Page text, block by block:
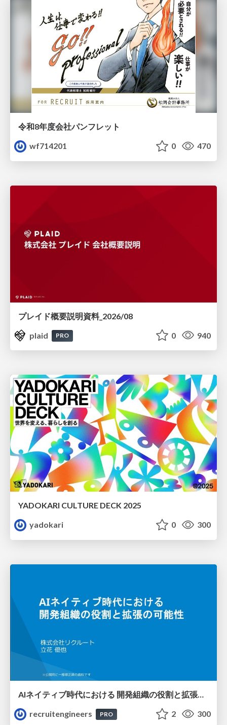
令和8年度会社パンフレット
wf714201
0 470
プレイド概要説明資料_2026/08
plaid
PRO 0 940
YADOKARI CULTURE DECK 2025
yadokari
0 300
AIネイティブ時代における 開発組織の役割と拡張の可能性
recruitengineers
PRO 2 300